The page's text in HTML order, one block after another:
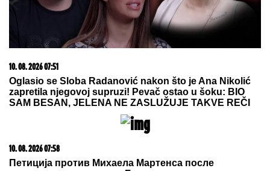
ŠABAN ŠAULIĆ JE OD NJEGA
NAPRAVIO ZVEZDU
tresle kada su me on i Goca pozvali"